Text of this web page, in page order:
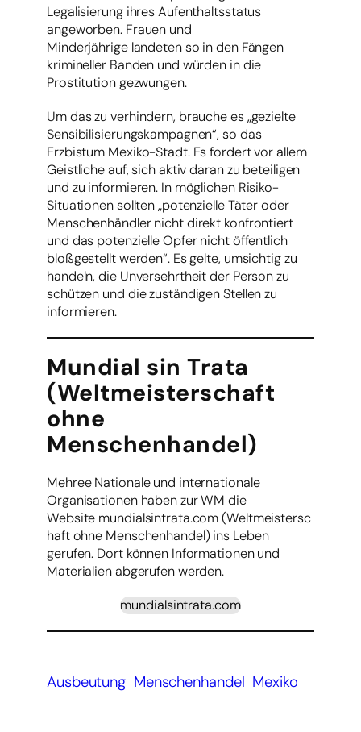
Legalisierung ihres Aufenthaltsstatus
angeworben. Frauen und
Minderjährige landeten so in den Fängen
krimineller Banden und würden in die
Prostitution gezwungen.
Um das zu verhindern, brauche es „gezielte
Sensibilisierungskampagnen“, so das
Erzbistum Mexiko-Stadt. Es fordert vor allem
Geistliche auf, sich aktiv daran zu beteiligen
und zu informieren. In möglichen Risiko-
Situationen sollten „potenzielle Täter oder
Menschenhändler nicht direkt konfrontiert
und das potenzielle Opfer nicht öffentlich
bloßgestellt werden“. Es gelte, umsichtig zu
handeln, die Unversehrtheit der Person zu
schützen und die zuständigen Stellen zu
informieren.
Mundial sin Trata
(Weltmeisterschaft
ohne
Menschenhandel)
Mehree Nationale und internationale
Organisationen haben zur WM die
Website mundialsintrata.com (Weltmeistersc
haft ohne Menschenhandel) ins Leben
gerufen. Dort können Informationen und
Materialien abgerufen werden.
mundialsintrata.com
Ausbeutung Menschenhandel Mexiko